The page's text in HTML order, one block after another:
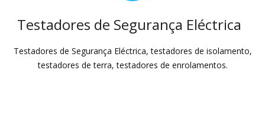
Testadores de Segurança Eléctrica
Testadores de Segurança Eléctrica, testadores de isolamento,
testadores de terra, testadores de enrolamentos.